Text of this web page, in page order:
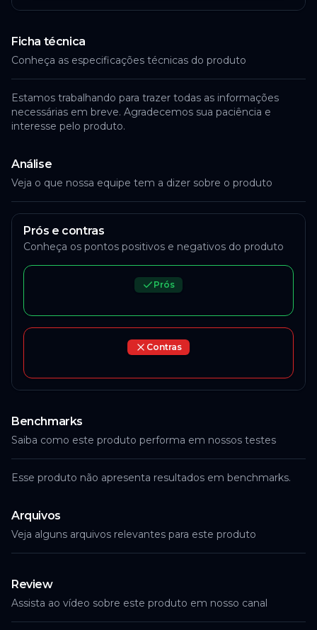
Ficha técnica
Conheça as especificações técnicas do produto
Estamos trabalhando para trazer todas as informações
necessárias em breve. Agradecemos sua paciência e
interesse pelo produto.
Análise
Veja o que nossa equipe tem a dizer sobre o produto
Prós e contras
Conheça os pontos positivos e negativos do produto
Prós
Contras
Benchmarks
Saiba como este produto performa em nossos testes
Esse produto não apresenta resultados em benchmarks.
Arquivos
Veja alguns arquivos relevantes para este produto
Review
Assista ao vídeo sobre este produto em nosso canal